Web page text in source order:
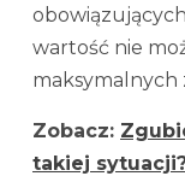
wartość nie
maksymalnych
Zobacz:
takiej